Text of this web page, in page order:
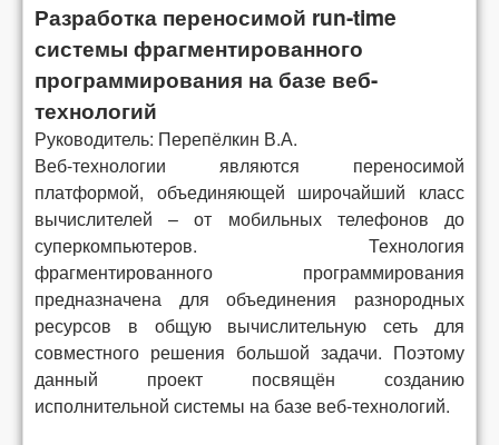
Разработка переносимой run-time
системы фрагментированного
программирования на базе веб-
технологий
Руководитель: Перепёлкин В.А.
Веб-технологии являются переносимой
платформой, объединяющей широчайший класс
вычислителей – от мобильных телефонов до
суперкомпьютеров. Технология
фрагментированного программирования
предназначена для объединения разнородных
ресурсов в общую вычислительную сеть для
совместного решения большой задачи. Поэтому
данный проект посвящён созданию
исполнительной системы на базе веб-технологий.